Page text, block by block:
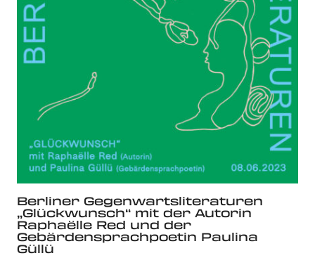
Berliner Gegenwartsliteraturen
„Glückwunsch“ mit der Autorin
Raphaëlle Red und der
Gebärdensprachpoetin Paulina
Güllü